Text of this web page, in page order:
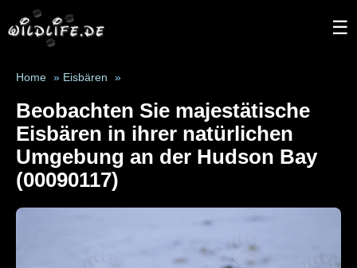
☰
Home » Eisbären »
Beobachten Sie majestätische
Eisbären in ihrer natürlichen
Umgebung an der Hudson Bay
(00090117)